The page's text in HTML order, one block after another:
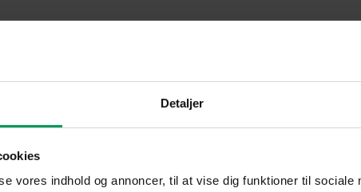
Detaljer
vores indhold og annoncer, til at vise dig funktioner til sociale